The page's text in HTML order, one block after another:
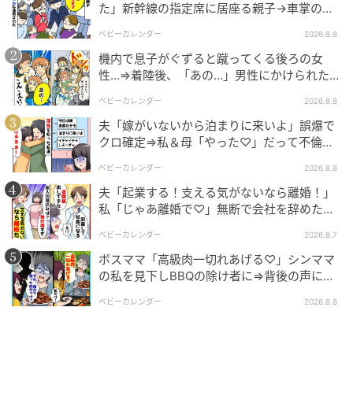
エキサイトニュース
た」新幹線の指定席に居座る親子→車掌の注
ベビーカレンダー 2026.8.8
機内で息子がぐずると蹴ってくる後ろの女
性…⇒着陸後、「あの…」男性にかけられた驚
ベビーカレンダー 2026.8.8
夫「嫁がいないから泊まりに来いよ」誤爆で
クロ確定⇒私＆母「やった♡」だって不倫相
ベビーカレンダー 2026.8.8
夫「起業する！支える気がないなら離婚！」
私「じゃあ離婚で♡」無断で会社を辞めた元
ベビーカレンダー 2026.8.7
ボスママ「高級肉一切れあげる♡」シンママ
の私を見下しBBQの除け者に⇒背後の声に突
ベビーカレンダー 2026.8.8